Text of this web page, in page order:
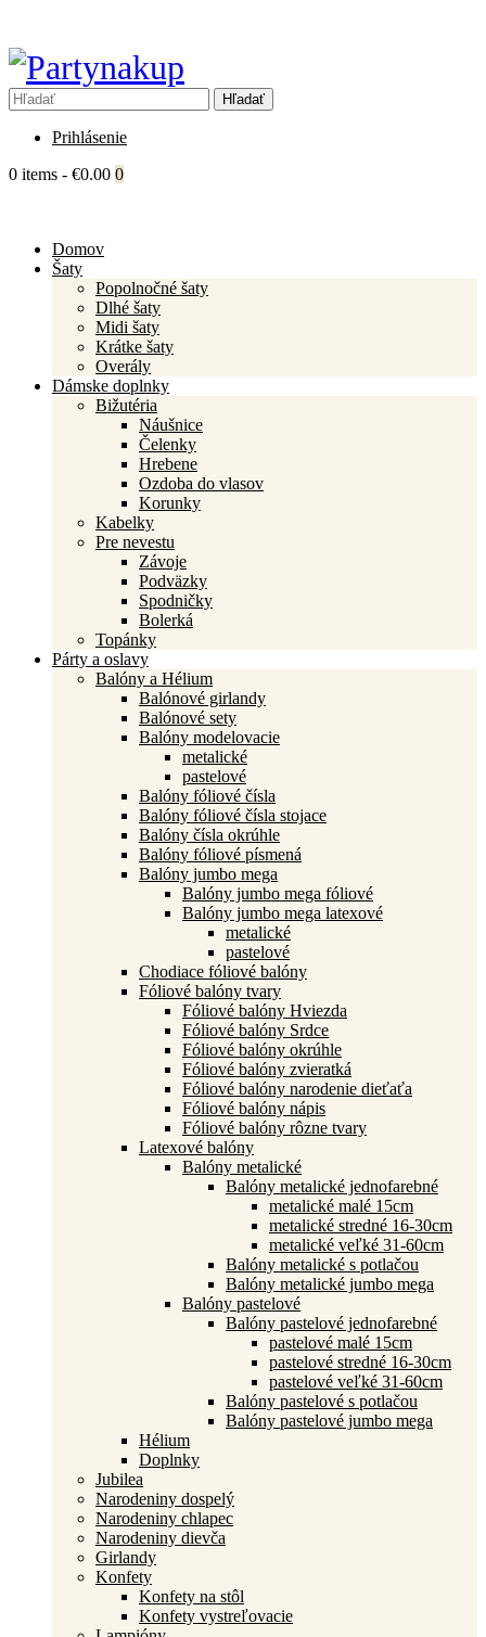
Prihlásenie
0 items - €0.00 0
Domov
Šaty
Popolnočné šaty
Dlhé šaty
Midi šaty
Krátke šaty
Overály
Dámske doplnky
Bižutéria
Náušnice
Čelenky
Hrebene
Ozdoba do vlasov
Korunky
Kabelky
Pre nevestu
Závoje
Podväzky
Spodničky
Bolerká
Topánky
Párty a oslavy
Balóny a Hélium
Balónové girlandy
Balónové sety
Balóny modelovacie
metalické
pastelové
Balóny fóliové čísla
Balóny fóliové čísla stojace
Balóny čísla okrúhle
Balóny fóliové písmená
Balóny jumbo mega
Balóny jumbo mega fóliové
Balóny jumbo mega latexové
metalické
pastelové
Chodiace fóliové balóny
Fóliové balóny tvary
Fóliové balóny Hviezda
Fóliové balóny Srdce
Fóliové balóny okrúhle
Fóliové balóny zvieratká
Fóliové balóny narodenie dieťaťa
Fóliové balóny nápis
Fóliové balóny rôzne tvary
Latexové balóny
Balóny metalické
Balóny metalické jednofarebné
metalické malé 15cm
metalické stredné 16-30cm
metalické veľké 31-60cm
Balóny metalické s potlačou
Balóny metalické jumbo mega
Balóny pastelové
Balóny pastelové jednofarebné
pastelové malé 15cm
pastelové stredné 16-30cm
pastelové veľké 31-60cm
Balóny pastelové s potlačou
Balóny pastelové jumbo mega
Hélium
Doplnky
Jubilea
Narodeniny dospelý
Narodeniny chlapec
Narodeniny dievča
Girlandy
Konfety
Konfety na stôl
Konfety vystreľovacie